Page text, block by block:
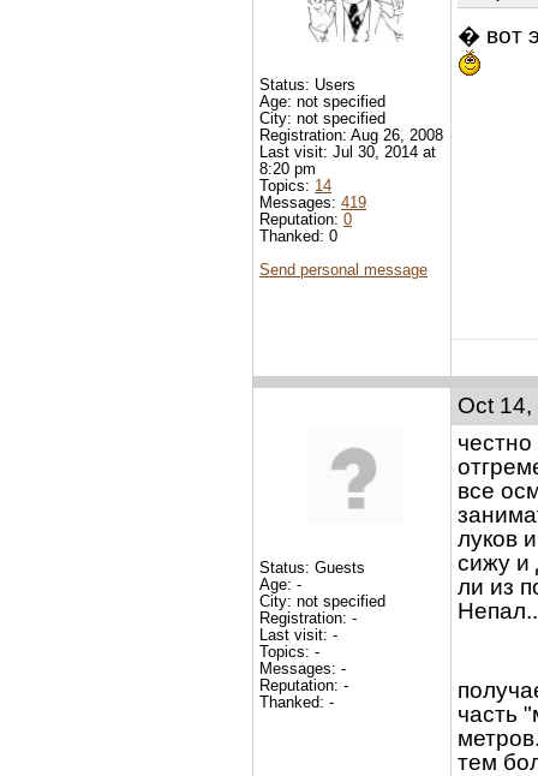
� вот
Status: Users
Age: not specified
City: not specified
Registration: Aug 26, 2008
Last visit: Jul 30, 2014 at
8:20 pm
Topics: 14
Messages: 419
Reputation: 0
Thanked: 0
Send personal message
Oct
все
луков
сижу и
ли из
часть
тем
Status: Guests
Age: -
City: not specified
Registration: -
Last visit: -
Topics: -
Messages: -
Reputation: -
Thanked: -